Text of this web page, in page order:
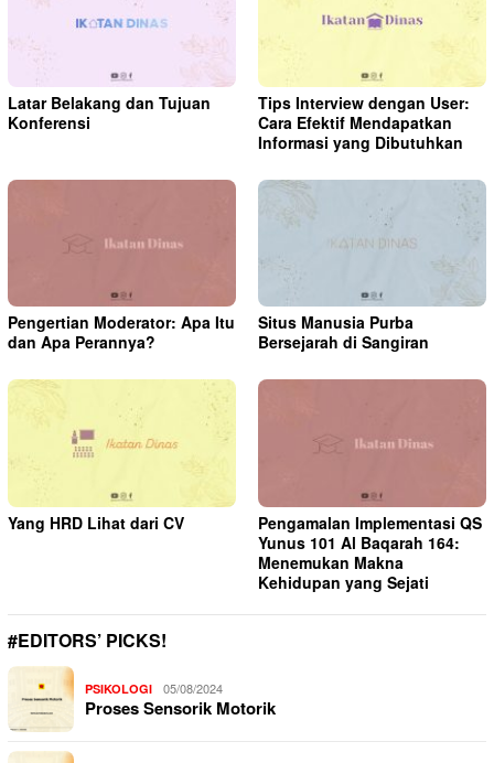
Latar Belakang dan Tujuan
Konferensi
Tips Interview dengan User:
Cara Efektif Mendapatkan
Informasi yang Dibutuhkan
Pengertian Moderator: Apa Itu
dan Apa Perannya?
Situs Manusia Purba
Bersejarah di Sangiran
Yang HRD Lihat dari CV
Pengamalan Implementasi QS
Yunus 101 Al Baqarah 164:
Menemukan Makna
Kehidupan yang Sejati
#EDITORS’ PICKS!
PSIKOLOGI 05/08/2024
Proses Sensorik Motorik